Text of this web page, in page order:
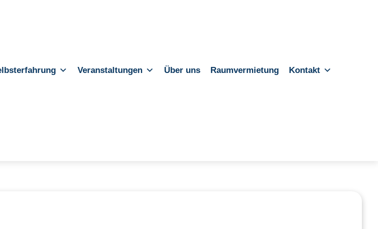
Veranstaltungen Über uns Raumvermietung Kontakt